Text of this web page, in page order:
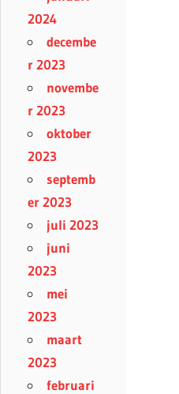
2024
decembe
r 2023
novembe
r 2023
oktober
2023
septemb
er 2023
juli 2023
juni
2023
mei
2023
maart
2023
februari